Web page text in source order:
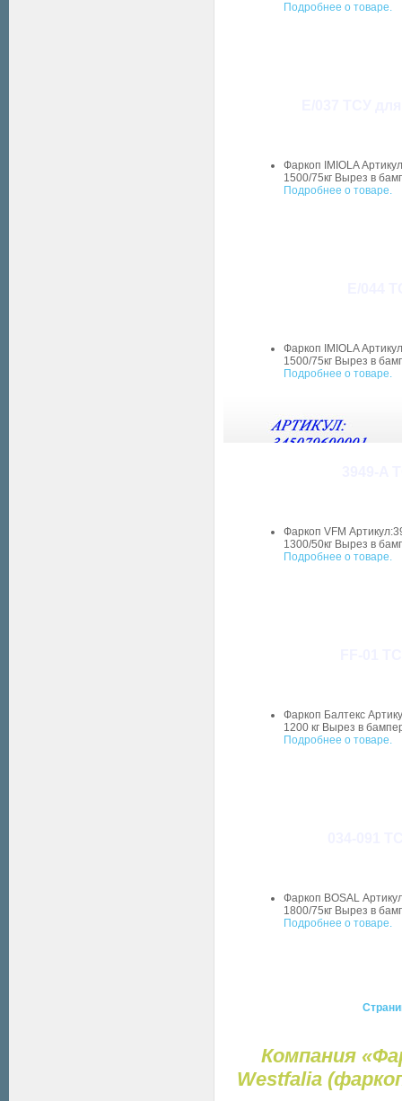
Подробнее о товаре.
Фаркоп IMIOLA
1500/75кг Вырез в
Подробнее о товаре.
Фаркоп IMIOLA
1500/75кг Вырез в
Подробнее о товаре.
Фаркоп VFM
1300/50кг Вырез в
Подробнее о товаре.
Фаркоп Балтекс
1200 кг Вырез в
Подробнее о товаре.
Фаркоп BOSAL
1800/75кг Вырез в
Подробнее о товаре.
Компания
Westfalia